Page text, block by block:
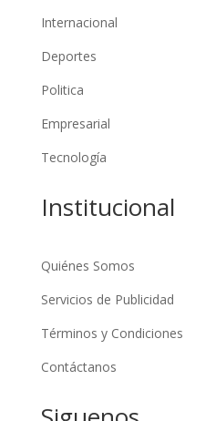
Internacional
Deportes
Politica
Empresarial
Tecnología
Institucional
Quiénes Somos
Servicios de Publicidad
Términos y Condiciones
Contáctanos